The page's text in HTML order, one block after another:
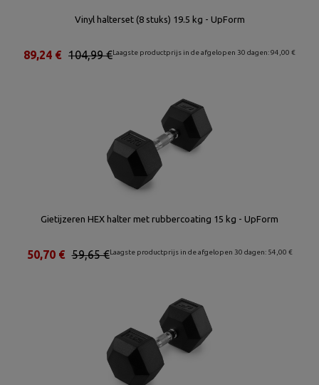
Vinyl halterset (8 stuks) 19.5 kg - UpForm
Laagste productprijs in de afgelopen 30 dagen: 94,00 €
104,99 €
89,24 €
Gietijzeren HEX halter met rubbercoating 15 kg - UpForm
Laagste productprijs in de afgelopen 30 dagen: 54,00 €
59,65 €
50,70 €